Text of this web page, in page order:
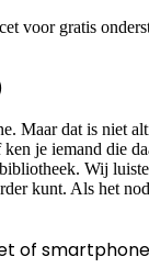
voor gratis
Maar dat is niet
je iemand die
Wij
kunt. Als het
of smartphone